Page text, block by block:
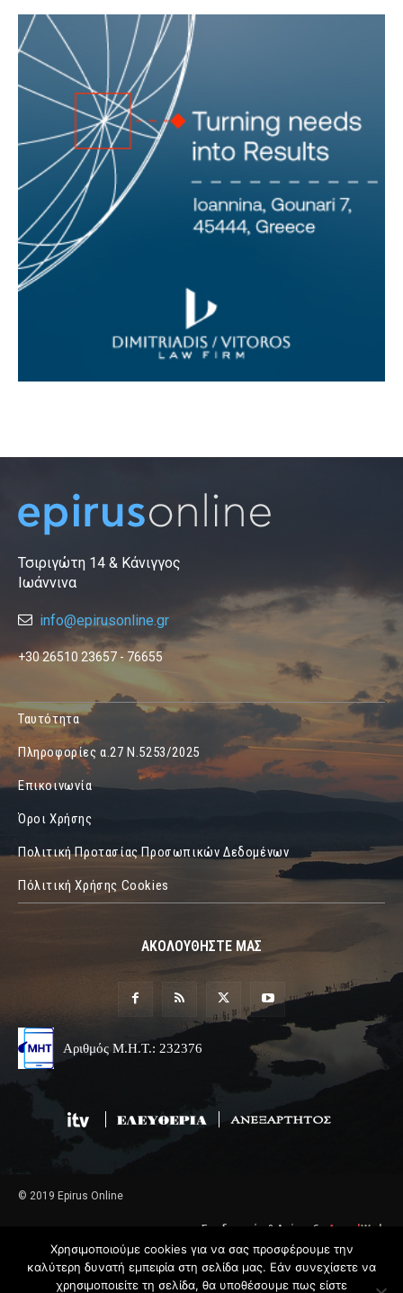
Τσιριγώτη 14 & Κάνιγγος
Ιωάννινα
info@epirusonline.gr
+30 26510 23657 - 76655
Ταυτότητα
Πληροφορίες α.27 Ν.5253/2025
Επικοινωνία
Όροι Χρήσης
Πολιτική Προτασίας Προσωπικών Δεδομένων
Πόλιτική Χρήσης Cookies
ΑΚΟΛΟΥΘΗΣΤΕ ΜΑΣ
Αριθμός Μ.Η.Τ.: 232376
© 2019 Epirus Online
Σχεδιασμός & Ανάπτυξη AngelWeb
Χρησιμοποιούμε cookies για να σας προσφέρουμε την
καλύτερη δυνατή εμπειρία στη σελίδα μας. Εάν συνεχίσετε να
χρησιμοποιείτε τη σελίδα, θα υποθέσουμε πως είστε